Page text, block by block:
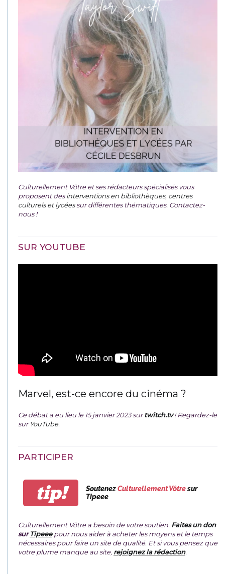
Culturellement Vôtre et ses rédacteurs spécialisés vous
proposent desinterventions en bibliothèques, centres
culturels et lycéessur différentes thématiques. Contactez-
nous !
SUR YOUTUBE
Marvel, est-ce encore du cinéma ?
Ce débat a eu lieu le 15 janvier 2023 surtwitch.tv ! Regardez-le
surYouTube.
PARTICIPER
tip! SoutenezCulturellement Vôtresur
Tipeee
Culturellement Vôtre a besoin de votre soutien. Faites un don
surTipeeepour nous aider à acheter les moyens et le temps
nécessaires pour faire un site de qualité. Et si vous pensez que
votre plume manque au site, rejoignez la rédaction.